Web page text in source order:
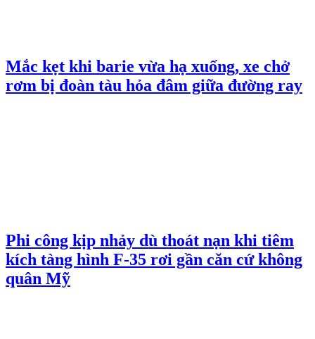
Mắc kẹt khi barie vừa hạ xuống, xe chở
rơm bị đoàn tàu hỏa đâm giữa đường ray
Phi công kịp nhảy dù thoát nạn khi tiêm
kích tàng hình F-35 rơi gần căn cứ không
quân Mỹ